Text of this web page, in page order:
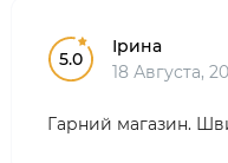
5.0
Ірина
18 Августа,
Гарний магазин.